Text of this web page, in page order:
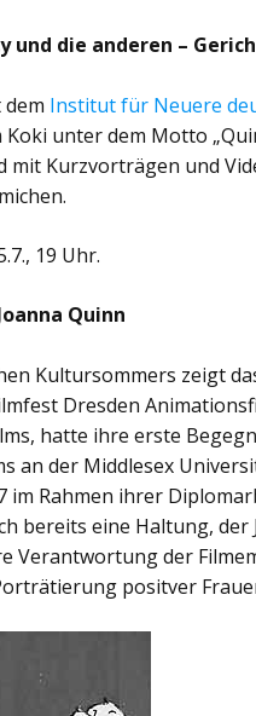
und die anderen –
Institut für Neuere
unter dem Motto
mit Kurzvorträgen und
19 Uhr.
Quinn
Kultursommers zeigt
Dresden
hatte ihre erste
an der Middlesex
im Rahmen ihrer
bereits eine Haltung,
Verantwortung der
positver